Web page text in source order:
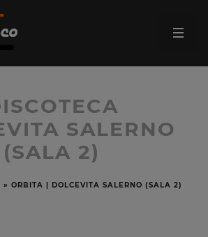
SALERNO
(SALA 2)
» ORBITA | DOLCEVITA SALERNO (SALA 2)